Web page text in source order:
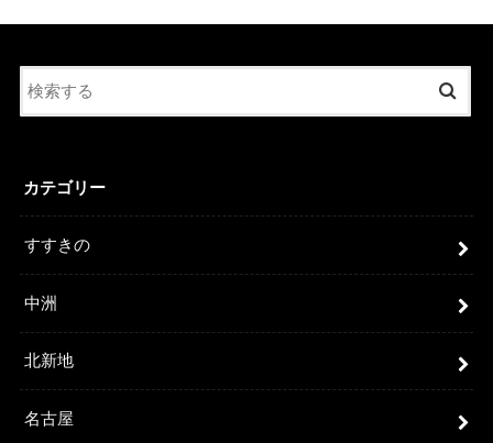
カテゴリー
すすきの
中洲
北新地
名古屋